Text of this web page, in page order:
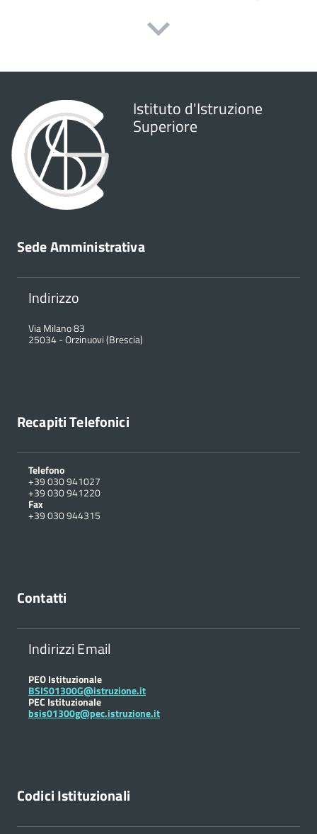
Istituto d'Istruzione
Superiore
Sede Amministrativa
Indirizzo
Via Milano 83
25034-Orzinuovi (Brescia)
Recapiti Telefonici
Telefono
+39 030 941027
+39 030 941220
Fax
+39 030 944315
Contatti
Indirizzi Email
PEO Istituzionale
BSIS01300G@istruzione.it
PEC Istituzionale
bsis01300g@pec.istruzione.it
Codici Istituzionali